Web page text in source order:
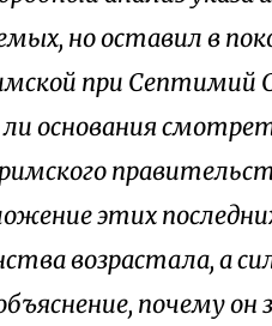
но оставил в
при Септимий
основания
этих
возрастала, а
почему он